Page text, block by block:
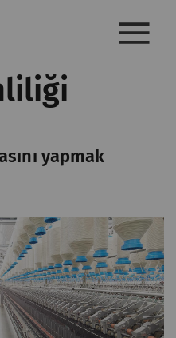
yapmak